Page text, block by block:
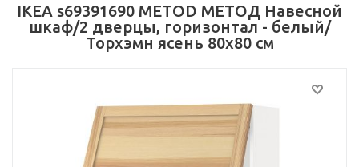
IKEA s69391690 METOD МЕТОД Навесной
шкаф/2 дверцы, горизонтал - белый/
Торхэмн ясень 80x80 см